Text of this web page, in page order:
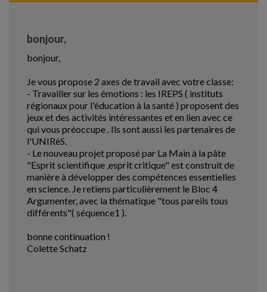
bonjour,
bonjour,
Je vous propose 2 axes de travail avec votre classe:
- Travailler sur les émotions : les IREPS ( instituts
régionaux pour l'éducation à la santé ) proposent des
jeux et des activités intéressantes et en lien avec ce
qui vous préoccupe . Ils sont aussi les partenaires de
l'UNIRèS.
- Le nouveau projet proposé par La Main à la pâte
"Esprit scientifique ,esprit critique" est construit de
manière à développer des compétences essentielles
en science. Je retiens particulièrement le Bloc 4
Argumenter, avec la thématique "tous pareils tous
différents"( séquence1 ).
bonne continuation !
Colette Schatz